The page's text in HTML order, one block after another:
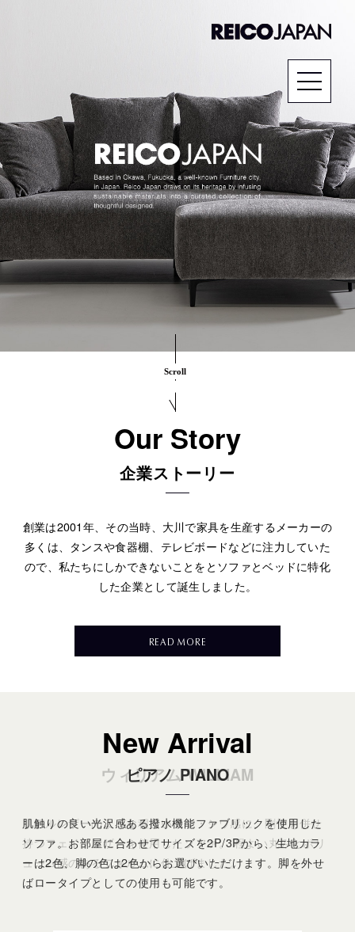
Scroll
Our Story
企業ストーリー
創業は2001年、その当時、大川で家具を生産するメーカーの
多くは、 タンスや食器棚、テレビボードなどに注力していた
ので、私たちにしかできないことをと ソファとベッドに特化
した企業として誕生しました。
READ MORE
New Arrival
マーチ MARCH
アンデスⅡ ANDESⅡ
ウィリアム WILLIAM
ピアノ PIANO
肌触りの良い光沢感ある撥水機能ファブリックを使用した
ソファ。お部屋に合わせてサイズを2P/3Pから、生地カラ
ーは2色、脚の色は2色からお選びいただけます。脚を外せ
ばロータイプとしての使用も可能です。
マーチ MARCH
アンデスⅡ ANDESⅡ